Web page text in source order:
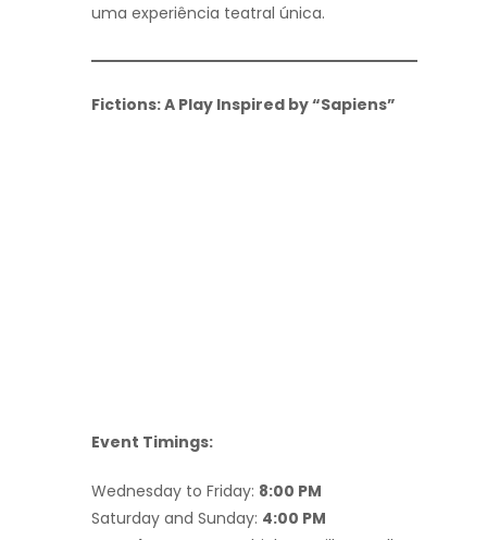
uma experiência teatral única.
Fictions: A Play Inspired by “Sapiens”
Event Timings:
Wednesday to Friday: 8:00 PM
Saturday and Sunday: 4:00 PM